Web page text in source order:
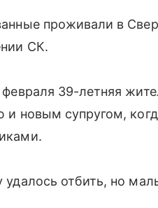
проживали в
СК.
39-летняя
и новым супругом,
удалось отбить, но